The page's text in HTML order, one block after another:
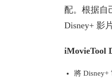
配。根据自
Disney+ 影
iMovieTool
將 Disney+